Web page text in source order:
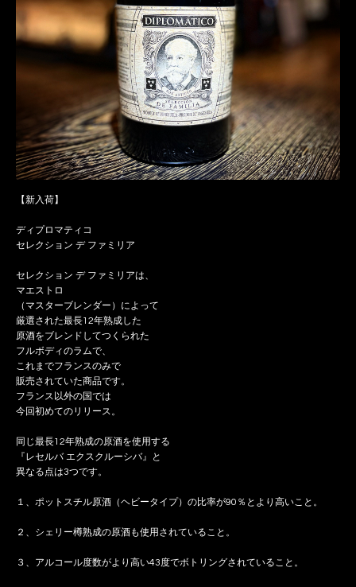
【新入荷】
ディプロマティコ
セレクション デ ファミリア
セレクション デ ファミリアは、
マエストロ
（マスターブレンダー）によって
厳選された最長12年熟成した
原酒をブレンドしてつくられた
フルボディのラムで、
これまでフランスのみで
販売されていた商品です。
フランス以外の国では
今回初めてのリリース。
同じ最長12年熟成の原酒を使用する
『レセルバ エクスクルーシバ』と
異なる点は3つです。
１、ポットスチル原酒（ヘビータイプ）の比率が90％とより高いこと。
２、シェリー樽熟成の原酒も使用されていること。
３、アルコール度数がより高い43度でボトリングされていること。